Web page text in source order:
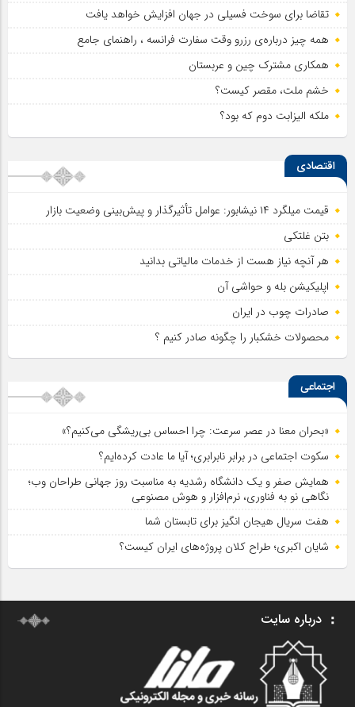
تقاضا برای سوخت فسیلی در جهان افزایش خواهد یافت
همه چیز درباره‌ی رزرو وقت سفارت فرانسه ، راهنمای جامع
همکاری مشترک چین و عربستان
خشم ملت، مقصر کیست؟
ملکه الیزابت دوم که بود؟
اقتصادی
قیمت میلگرد ۱۴ نیشابور: عوامل تأثیرگذار و پیش‌بینی وضعیت بازار
بتن غلتکی
هر آنچه نیاز هست از خدمات مالیاتی بدانید
اپلیکیشن بله و حواشی آن
صادرات چوب در ایران
محصولات خشکبار را چگونه صادر کنیم ؟
اجتماعی
«بحران معنا در عصر سرعت: چرا احساس بی‌ریشگی می‌کنیم؟»
سکوت اجتماعی در برابر نابرابری؛ آیا ما عادت کرده‌ایم؟
همایش صفر و یک دانشگاه رشدیه به مناسبت روز جهانی طراحان وب؛
نگاهی نو به فناوری، نرم‌افزار و هوش مصنوعی
هفت سریال هیجان انگیز برای تابستان شما
شایان اکبری؛ طراح کلان پروژه‌های ایران کیست؟
درباره سایت